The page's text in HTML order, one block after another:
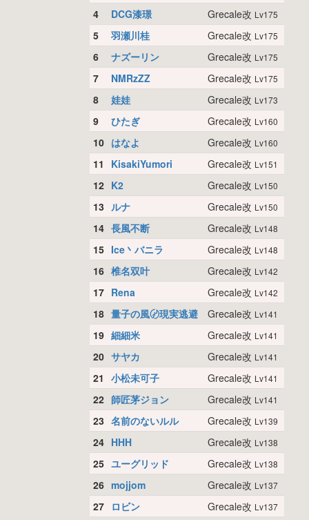
4 DCG漆璟 Grecale改 Lv175
5 羽瀬川桂 Grecale改 Lv175
6 ナズーリン Grecale改 Lv175
7 NMRzZZ Grecale改 Lv175
8 娃娃 Grecale改 Lv173
9 ひたぎ Grecale改 Lv160
10 はなよ Grecale改 Lv160
11 KisakiYumori Grecale改 Lv151
12 K2 Grecale改 Lv150
13 ルナ Grecale改 Lv150
14 長風不断 Grecale改 Lv148
15 Ice丶バニラ Grecale改 Lv148
16 椎名双叶 Grecale改 Lv142
17 Rena Grecale改 Lv142
18 量子の風〄現実逃避 Grecale改 Lv141
19 細細米 Grecale改 Lv141
20 サヤカ Grecale改 Lv141
21 小松未可子 Grecale改 Lv141
22 師匠茅ジョン Grecale改 Lv141
23 名前のないルル Grecale改 Lv139
24 HHH Grecale改 Lv138
25 ユーグリッド Grecale改 Lv138
26 mojjom Grecale改 Lv137
27 ロビン Grecale改 Lv137